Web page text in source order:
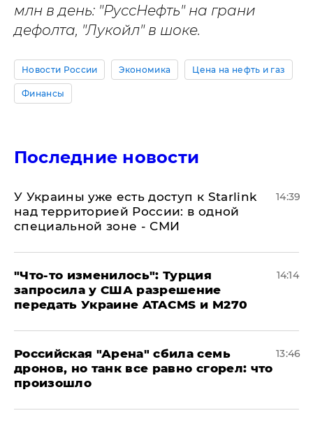
млн в день: "РуссНефть" на грани
дефолта, "Лукойл" в шоке.
Новости России Экономика Цена на нефть и газ
Финансы
Последние новости
У Украины уже есть доступ к Starlink
над территорией России: в одной
специальной зоне - СМИ
14:39
​"Что-то изменилось": Турция
запросила у США разрешение
передать Украине ATACMS и M270
14:14
​Российская "Арена" сбила семь
дронов, но танк все равно сгорел: что
произошло
13:46